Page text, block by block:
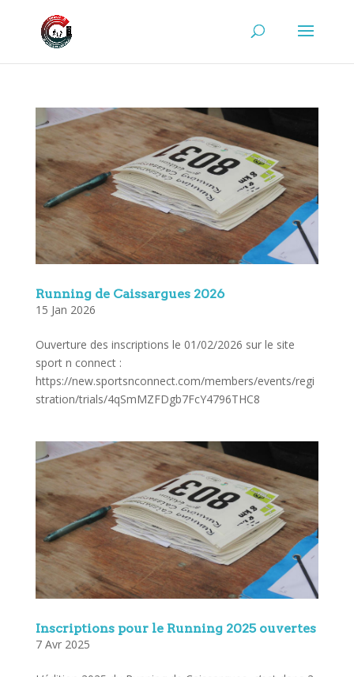
Running de Caissargues 2026
15 Jan 2026
Ouverture des inscriptions le 01/02/2026 sur le site
sport n connect :
https://new.sportsnconnect.com/members/events/regi
stration/trials/4qSmMZFDgb7FcY4796THC8
Inscriptions pour le Running 2025 ouvertes
7 Avr 2025